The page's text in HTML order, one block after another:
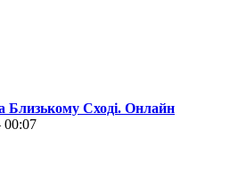
Близькому Сході. Онлайн